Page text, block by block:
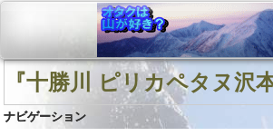
ナビゲーション